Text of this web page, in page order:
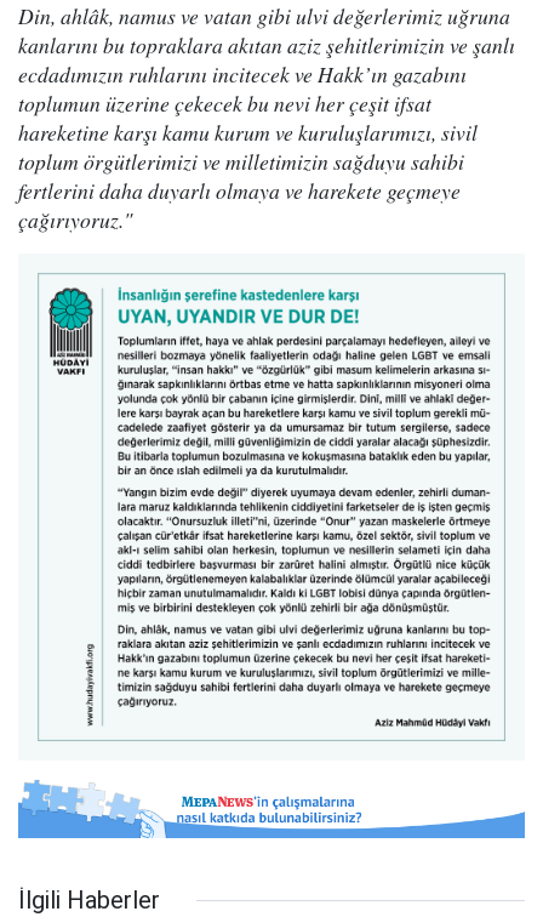
Din, ahlâk, namus ve vatan gibi ulvi değerlerimiz uğruna
kanlarını bu topraklara akıtan aziz şehitlerimizin ve şanlı
ecdadımızın ruhlarını incitecek ve Hakk’ın gazabını
toplumun üzerine çekecek bu nevi her çeşit ifsat
hareketine karşı kamu kurum ve kuruluşlarımızı, sivil
toplum örgütlerimizi ve milletimizin sağduyu sahibi
fertlerini daha duyarlı olmaya ve harekete geçmeye
çağırıyoruz."
İlgili Haberler